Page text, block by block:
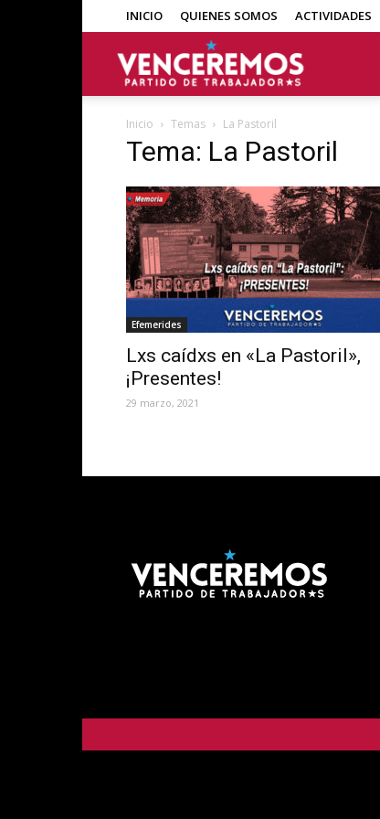
INICIO QUIENES SOMOS ACTIVIDADES
Inicio Temas La Pastoril
Tema: La Pastoril
Efemerides
Lxs caídxs en «La Pastoril»,
¡Presentes!
29 marzo, 2021